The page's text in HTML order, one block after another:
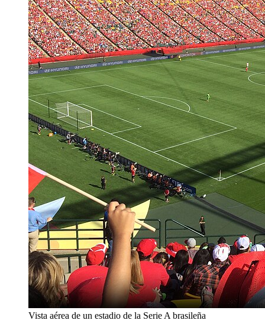
Vista aérea de un estadio de la Serie A brasileña